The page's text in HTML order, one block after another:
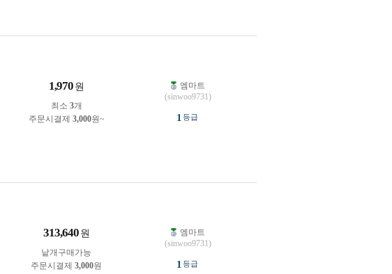
1,970 원
최소 3개
주문시결제 3,000원~
엠마트
(sinwoo9731)
1 등급
313,640 원
낱개구매가능
주문시결제 3,000원
엠마트
(sinwoo9731)
1 등급